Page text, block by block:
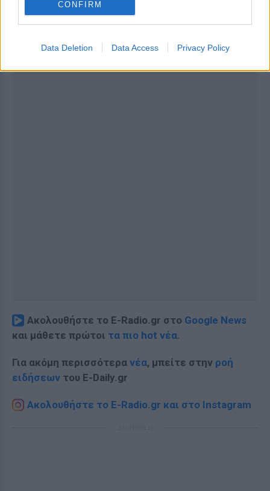
CONFIRM
Data Deletion Data Access Privacy Policy
ΔΙΑΦΗΜΙΣΗ
Ακολουθήστε το E-Radio.gr στο Google News
και μάθετε πρώτοι τα πιο hot νέα.
Για ακόμη περισσότερα νέα, μπείτε στην ροή
ειδήσεων του E-Daily.gr
Ακολουθήστε το E-Radio.gr και στο Instagram